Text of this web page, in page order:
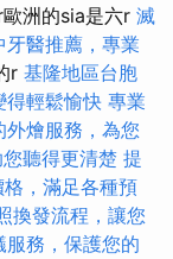
洲的sia是六r 滅
牙醫推薦，專業
r 基隆地區台胞
得輕鬆愉快 專業
外燴服務，為您
聽得更清楚 提
，滿足各種預
換發流程，讓您
務，保護您的